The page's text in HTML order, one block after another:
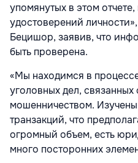
упомянутых в этом
удостоверений
Бецишор, заявив, что
быть проверена.
«Мы находимся в
уголовных дел, связанных
мошенничеством. Изучены
транзакций, что
огромный объем, есть
много посторонних